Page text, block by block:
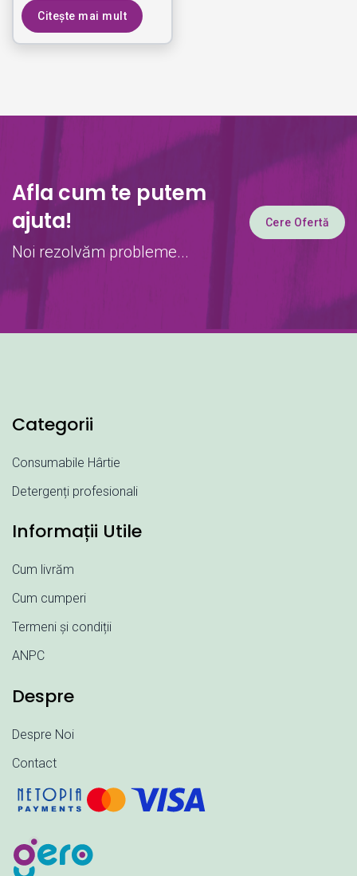
Citește mai mult
Afla cum te putem
ajuta!
Noi rezolvăm probleme...
Cere Ofertă
Categorii
Consumabile Hârtie
Detergenți profesionali
Informații Utile
Cum livrăm
Cum cumperi
Termeni și condiții
ANPC
Despre
Despre Noi
Contact